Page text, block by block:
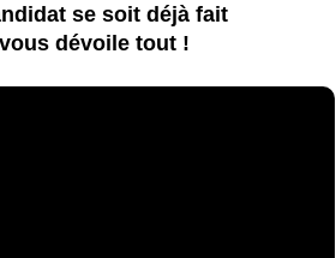
se soit déjà fait
dévoile tout !